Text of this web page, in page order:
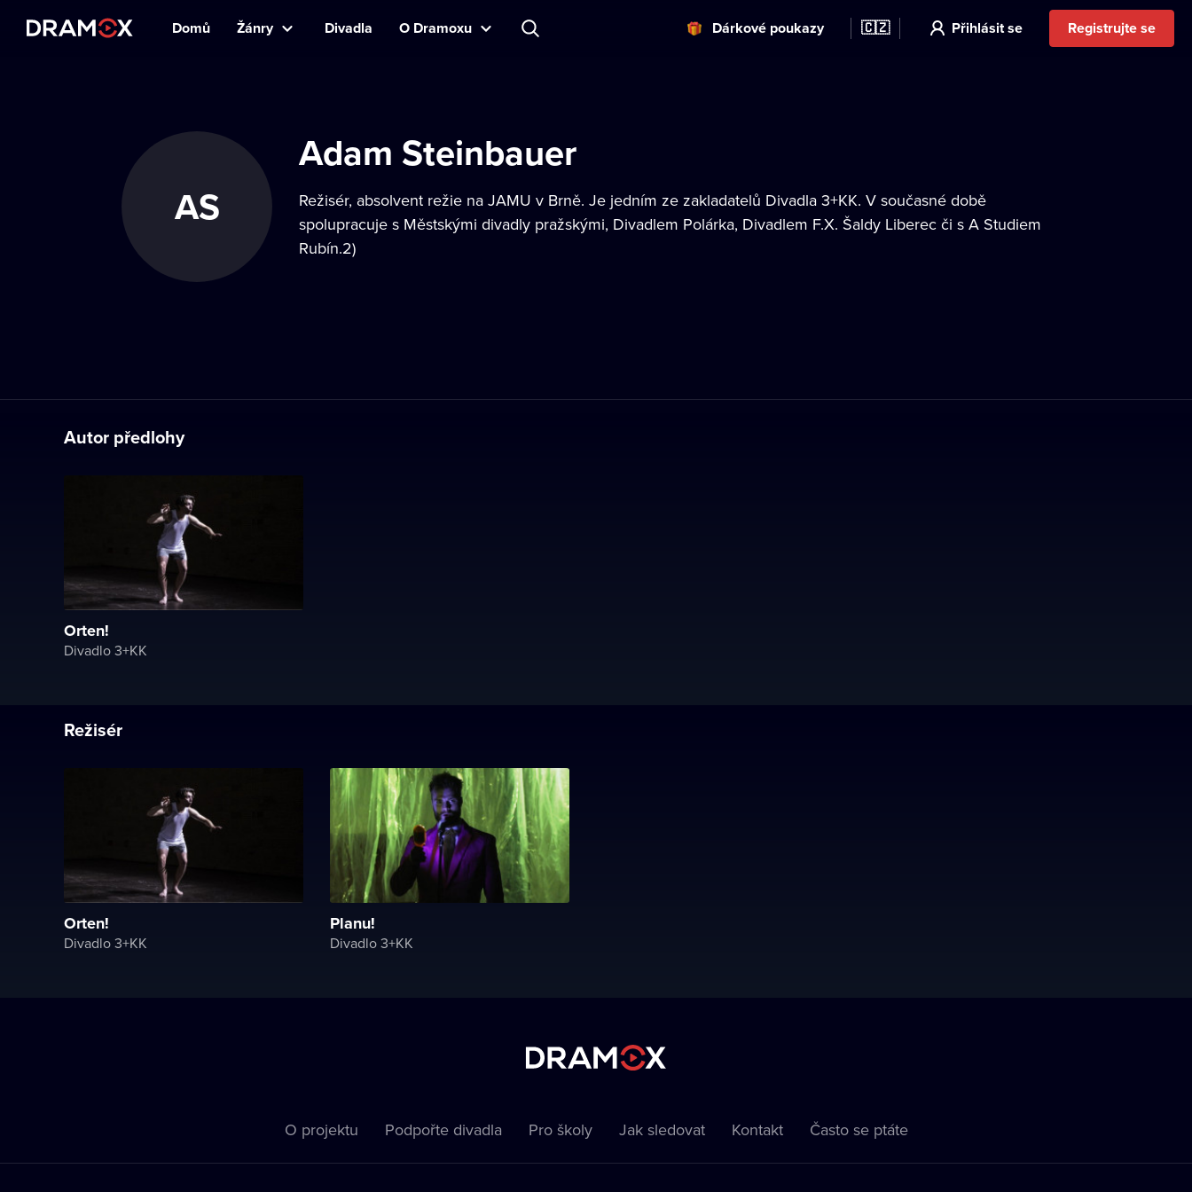
Domů Žánry Divadla O Dramoxu Dárkové poukazy 🇨🇿 Přihlásit se Registrujte se
AS
Adam Steinbauer
Režisér, absolvent režie na JAMU v Brně. Je jedním ze zakladatelů Divadla 3+KK. V současné době
spolupracuje s Městskými divadly pražskými, Divadlem Polárka, Divadlem F.X. Šaldy Liberec či s A Studiem
Rubín.2)
Autor předlohy
Orten!
Divadlo 3+KK
Režisér
Orten!
Divadlo 3+KK
Planu!
Divadlo 3+KK
O projektu Podpořte divadla Pro školy Jak sledovat Kontakt Často se ptáte